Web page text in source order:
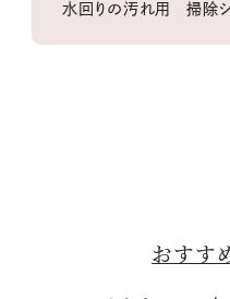
水回りの汚れ用 掃除シ
おすす